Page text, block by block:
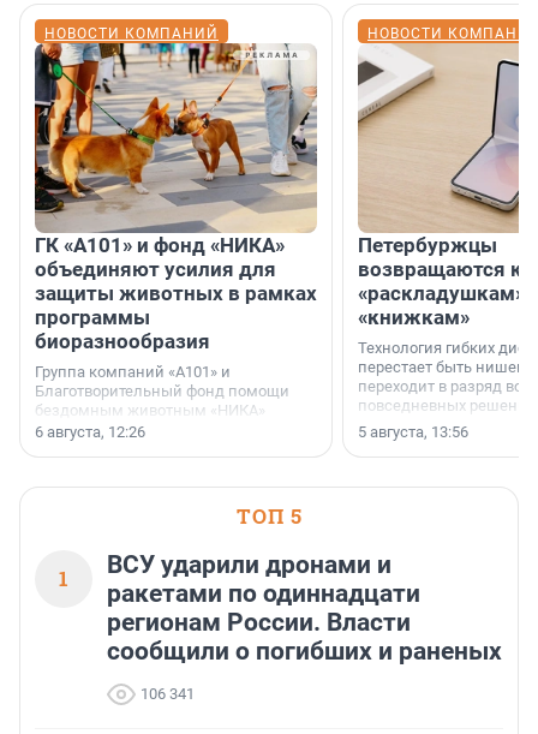
НОВОСТИ КОМПАНИЙ
ГК «А101» и фонд «НИКА»
объединяют усилия для
защиты животных в рамках
программы
биоразнообразия
Группа компаний «А101» и
Благотворительный фонд помощи
бездомным животным «НИКА»
заключили соглашение о
6 августа, 12:26
НОВОСТИ
Петербуржцы
возвращаются к
«раскладушкам»
«книжкам»
Технология гибких
перестает быть
переходит в разряд
повседневных
5 августа, 13:56
ТОП 5
1
ВСУ ударили дронами и
ракетами по одиннадцати
регионам России. Власти
сообщили о погибших и раненых
106 341